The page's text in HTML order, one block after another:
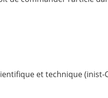
et technique (inist-